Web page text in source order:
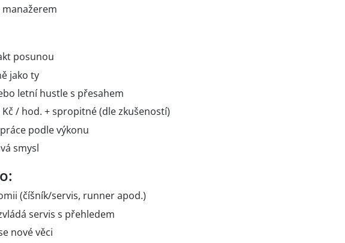
posunou
jako ty
letní hustle s přesahem
/ hod. + spropitné (dle zkušeností)
podle výkonu
smysl
(číšník/servis, runner apod.)
servis s přehledem
nové věci